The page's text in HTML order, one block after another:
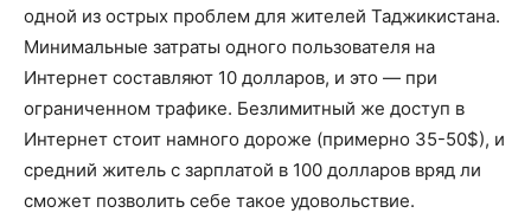
одной из острых проблем для жителей Таджикистана.
Минимальные затраты одного пользователя на
Интернет составляют 10 долларов, и это — при
ограниченном трафике. Безлимитный же доступ в
Интернет стоит намного дороже (примерно 35-50$), и
средний житель с зарплатой в 100 долларов вряд ли
сможет позволить себе такое удовольствие.